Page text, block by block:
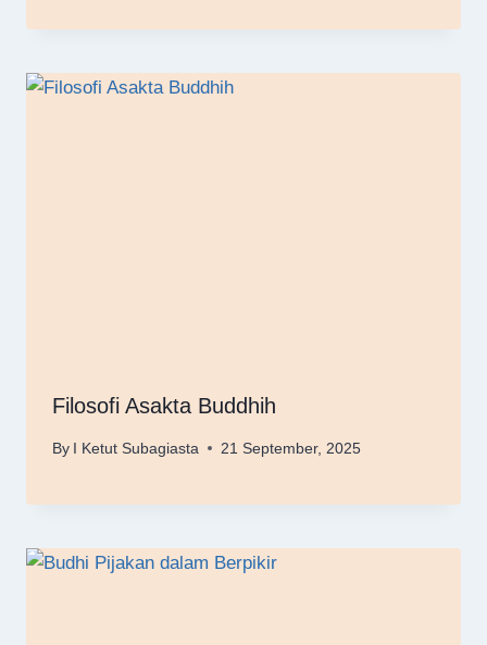
Filosofi Asakta Buddhih
By I Ketut Subagiasta 21 September, 2025